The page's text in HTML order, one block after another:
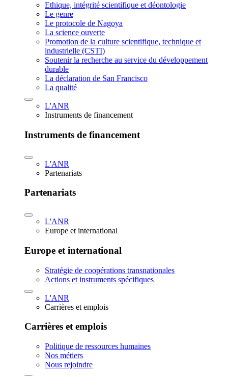
Ethique, intégrité scientifique et déontologie
Le genre
Le protocole de Nagoya
La science ouverte
Promotion de la culture scientifique, technique et
industrielle (CSTI)
Soutenir la recherche au service du développement
durable
La déclaration de San Francisco
La qualité
L'ANR
Instruments de financement
Instruments de financement
L'ANR
Partenariats
Partenariats
L'ANR
Europe et international
Europe et international
Stratégie de coopérations transnationales
Actions et instruments spécifiques
L'ANR
Carrières et emplois
Carrières et emplois
Politique de ressources humaines
Nos métiers
Nous rejoindre